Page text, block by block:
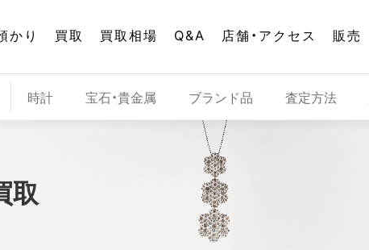
かり 買取 買取相場 Q&A 店舗・アクセス 販売
時計 宝石・貴金属 ブランド品 査定方法
取